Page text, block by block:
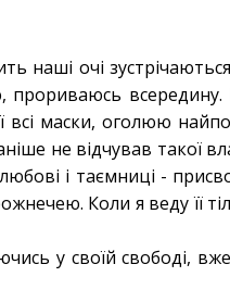
наші очі
прориваюсь
маски, оголюю
не відчував такої
і таємниці -
Коли я веду її
у своїй свободі,